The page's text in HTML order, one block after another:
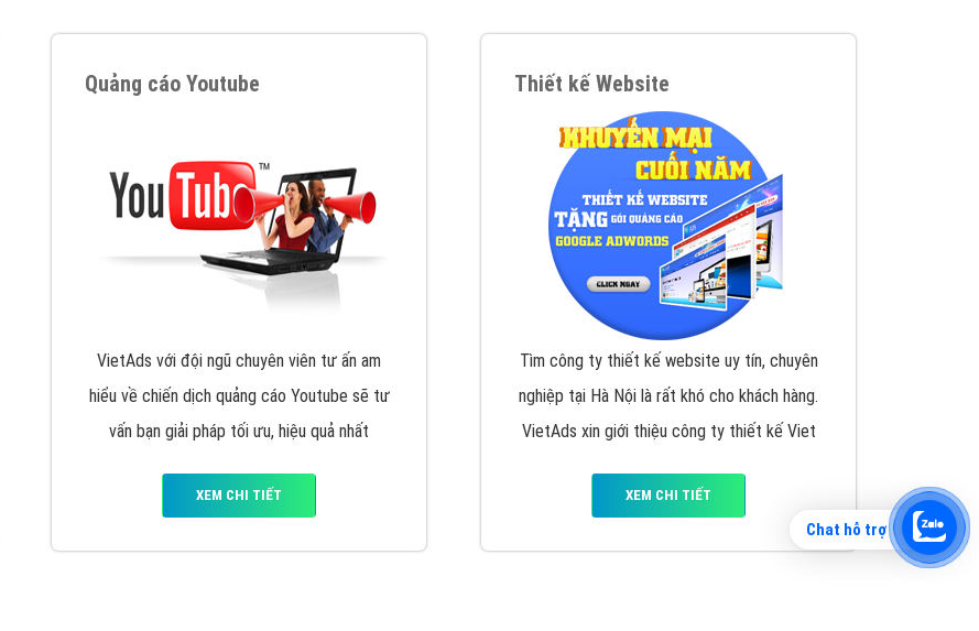
Chat hỗ trợ
Quảng cáo Youtube
VietAds với đội ngũ chuyên viên tư ấn am
hiểu về chiến dịch quảng cáo Youtube sẽ tư
vấn bạn giải pháp tối ưu, hiệu quả nhất
XEM CHI TIẾT
Thiết kế Website
Tìm công ty thiết kế website uy tín, chuyên
nghiệp tại Hà Nội là rất khó cho khách hàng.
VietAds xin giới thiệu công ty thiết kế Viet
XEM CHI TIẾT